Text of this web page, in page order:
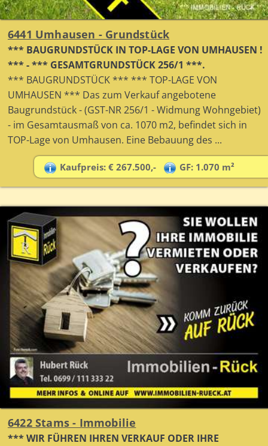
6441 Umhausen - Grundstück
*** BAUGRUNDSTÜCK IN TOP-LAGE VON UMHAUSEN !
*** - *** GESAMTGRUNDSTÜCK 256/1 ***.
*** BAUGRUNDSTÜCK *** *** TOP-LAGE VON
UMHAUSEN *** Das zum Verkauf angebotene
Baugrundstück - (GST-NR 256/1 - Widmung Wohngebiet)
- im Gesamtausmaß von ca. 1070 m2, befindet sich in
TOP-Lage von Umhausen. Eine Bebauung des ...
Kaufpreis: € 267.500,- GF: 1.070 m²
6422 Stams - Immobilie
*** WIR FÜHREN IHREN VERKAUF ODER IHRE